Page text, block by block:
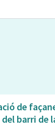
de
barri de